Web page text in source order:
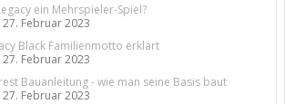
ein Mehrspieler-Spiel?
27. Februar 2023
Black Familienmotto erklärt
27. Februar 2023
Bauanleitung - wie man seine Basis baut
27. Februar 2023